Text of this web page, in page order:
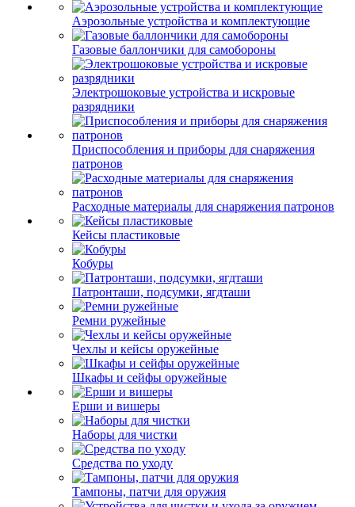
Аэрозольные устройства и комплектующие
Газовые баллончики для самобороны
Электрошоковые устройства и искровые
разрядники
Приспособления и приборы для снаряжения
патронов
Расходные материалы для снаряжения патронов
Кейсы пластиковые
Кобуры
Патронташи, подсумки, ягдташи
Ремни ружейные
Чехлы и кейсы оружейные
Шкафы и сейфы оружейные
Ерши и вишеры
Наборы для чистки
Средства по уходу
Тампоны, патчи для оружия